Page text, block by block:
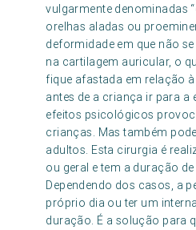
vulgarmente denominadas
orelhas aladas ou
deformidade em que não
na cartilagem auricular, o
fique afastada em relação
antes de a criança ir para a
efeitos psicológicos
crianças. Mas também
adultos. Esta cirurgia é
ou geral e tem a duração
Dependendo dos casos, a
próprio dia ou ter um
duração. É a solução para